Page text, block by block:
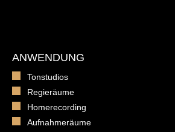
ANWENDUNG
Tonstudios
Regieräume
Homerecording
Aufnahmeräume